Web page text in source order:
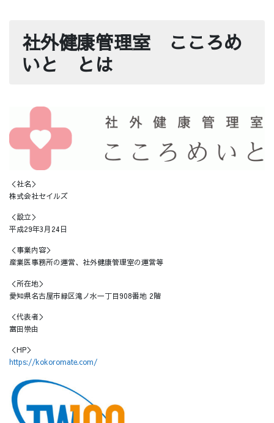
社外健康管理室 こころめ
いと とは
＜社名＞
株式会社セイルズ
＜設立＞
平成29年3月24日
＜事業内容＞
産業医事務所の運営、社外健康管理室の運営等
＜所在地＞
愛知県名古屋市緑区滝ノ水一丁目908番地 2階
＜代表者＞
富田崇由
＜HP＞
https://kokoromate.com/